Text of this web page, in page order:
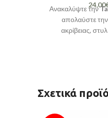
24,00
Ανακαλύψτε την
απολαύστε την
ακρίβειας,
Σχετικά